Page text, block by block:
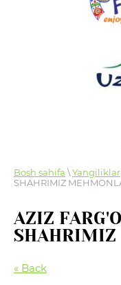
Bosh sahifa \Yangiliklar
SHAHRIMIZ
AZIZ
« Back